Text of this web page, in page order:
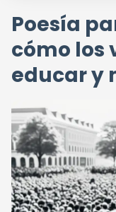
Poesía
cómo los
educar y